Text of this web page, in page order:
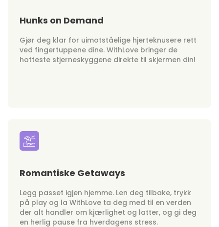
Hunks on Demand
Gjør deg klar for uimotståelige hjerteknusere rett
ved fingertuppene dine. WithLove bringer de
hotteste stjerneskyggene direkte til skjermen din!
Romantiske Getaways
Legg passet igjen hjemme. Len deg tilbake, trykk
på play og la WithLove ta deg med til en verden
der alt handler om kjærlighet og latter, og gi deg
en herlig pause fra hverdagens stress.